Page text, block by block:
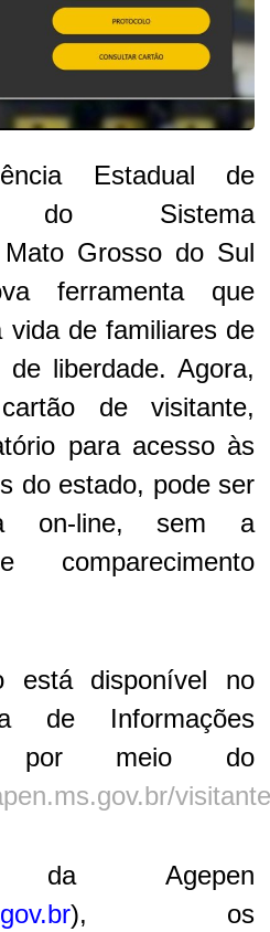
Estadual de
do Sistema
Grosso do Sul
ferramenta que
vida de familiares de
liberdade. Agora,
de visitante,
para acesso às
do estado, pode ser
on-line, sem a
comparecimento
está disponível no
de Informações
por meio do
visitante
Agepen
), os